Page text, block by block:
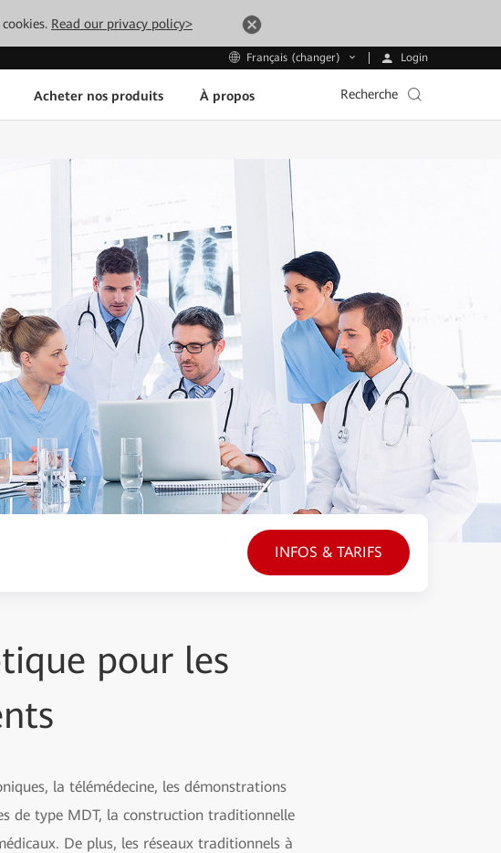
Read our privacy policy>
Français (changer) Login
Acheter nos produits À propos Recherche
INFOS & TARIFS
pour les
la télémédecine, les démonstrations
de type MDT, la construction traditionnelle
De plus, les réseaux traditionnels à